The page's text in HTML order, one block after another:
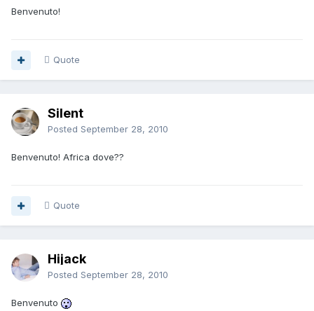
Benvenuto!
Quote
Silent
Posted September 28, 2010
Benvenuto! Africa dove??
Quote
Hijack
Posted September 28, 2010
Benvenuto